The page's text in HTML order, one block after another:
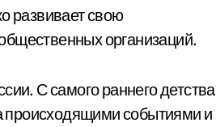
развивает свою
организаций.
С самого раннего детства
происходящими событиями и